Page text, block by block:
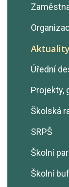
Úřední
Projekty,
Školská
SRPŠ
Školní
Školní